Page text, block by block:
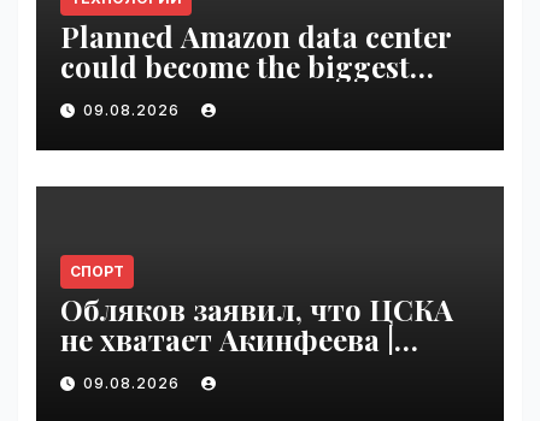
Planned Amazon data center
could become the biggest
climate polluter in the U.S. |
VseTime.ru
09.08.2026
СПОРТ
Обляков заявил, что ЦСКА
не хватает Акинфеева |
VseTime.ru
09.08.2026